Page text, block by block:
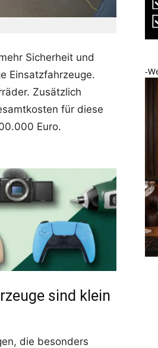
Sicherheit und
Einsatzfahrzeuge.
Zusätzlich
für diese
Euro.
sind klein
die besonders
-